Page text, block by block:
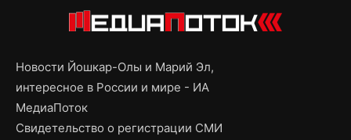
Новости Йошкар-Олы и Марий Эл,
интересное в России и мире - ИА
МедиаПоток
Свидетельство о регистрации СМИ